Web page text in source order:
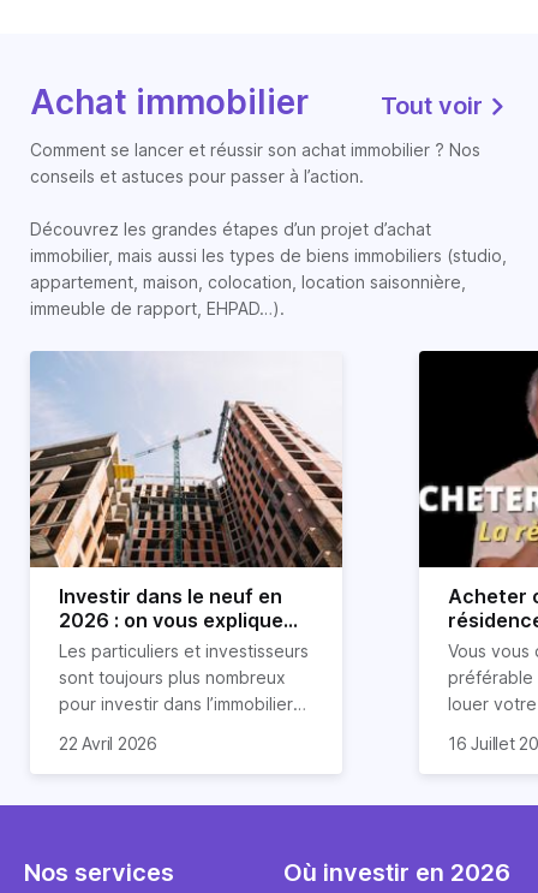
Achat immobilier Tout voir
Comment se lancer et réussir son achat immobilier ? Nos
conseils et astuces pour passer à l’action.
Découvrez les grandes étapes d’un projet d’achat
immobilier, mais aussi les types de biens immobiliers (studio,
appartement, maison, colocation, location saisonnière,
immeuble de rapport, EHPAD…).
Investir dans le neuf en
2026 : on vous explique
tout !
Les particuliers et investisseurs
sont toujours plus nombreux
pour investir dans l’immobilier
nombreux avantages à choisir
expliquons tout dans cet
22 Avril 2026
Acheter
règle
révélée
Vous vous
préférable
louer
expert en
règle
l'argent
principale
16 Juillet
Nos services
Où investir en 2026